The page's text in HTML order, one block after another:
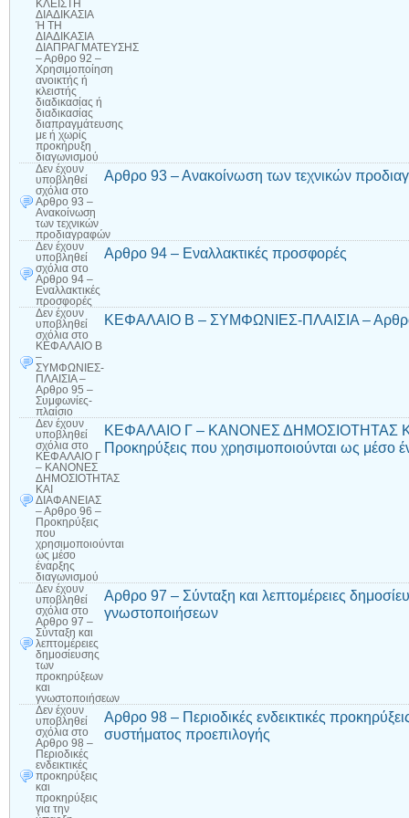
ΚΛΕΙΣΤΗ
ΔΙΑΔΙΚΑΣΙΑ
Ή ΤΗ
ΔΙΑΔΙΚΑΣΙΑ
ΔΙΑΠΡΑΓΜΑΤΕΥΣΗΣ
– Αρθρο 92 –
Χρησιμοποίηση
ανοικτής ή
κλειστής
διαδικασίας ή
διαδικασίας
διαπραγμάτευσης
με ή χωρίς
προκήρυξη
διαγωνισμού
Δεν έχουν
υποβληθεί
σχόλια στο
Αρθρο 93 –
Ανακοίνωση
των τεχνικών
προδιαγραφών
Αρθρο 93 – Ανακοίνωση των τεχνικών
Δεν έχουν
υποβληθεί
σχόλια στο
Αρθρο 94 –
Εναλλακτικές
προσφορές
Αρθρο 94 – Εναλλακτικές προσφορές
Δεν έχουν
υποβληθεί
σχόλια στο
ΚΕΦΑΛΑΙΟ Β
–
ΣΥΜΦΩΝΙΕΣ-
ΠΛΑΙΣΙΑ –
Αρθρο 95 –
Συμφωνίες-
πλαίσιο
ΚΕΦΑΛΑΙΟ Β – ΣΥΜΦΩΝΙΕΣ-ΠΛΑΙΣΙΑ – Αρθρο
Δεν έχουν
υποβληθεί
σχόλια στο
ΚΕΦΑΛΑΙΟ Γ
– ΚΑΝΟΝΕΣ
ΔΗΜΟΣΙΟΤΗΤΑΣ
ΚΑΙ
ΔΙΑΦΑΝΕΙΑΣ
– Αρθρο 96 –
Προκηρύξεις
που
χρησιμοποιούνται
ως μέσο
έναρξης
διαγωνισμού
ΚΕΦΑΛΑΙΟ Γ – ΚΑΝΟΝΕΣ ΔΗΜΟΣΙΟΤΗΤΑΣ
Προκηρύξεις που χρησιμοποιούνται ως μέσο
Δεν έχουν
υποβληθεί
σχόλια στο
Αρθρο 97 –
Σύνταξη και
λεπτομέρειες
δημοσίευσης
των
προκηρύξεων
και
γνωστοποιήσεων
Αρθρο 97 – Σύνταξη και λεπτομέρειες
γνωστοποιήσεων
Δεν έχουν
υποβληθεί
σχόλια στο
Αρθρο 98 –
Περιοδικές
ενδεικτικές
προκηρύξεις
και
προκηρύξεις
για την
Αρθρο 98 – Περιοδικές ενδεικτικές
συστήματος προεπιλογής